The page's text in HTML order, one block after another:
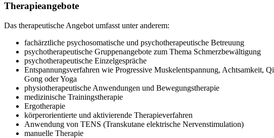
Therapieangebote
Das therapeutische Angebot umfasst unter anderem:
fachärztliche psychosomatische und psychotherapeutische Betreuung
psychotherapeutische Gruppenangebote zum Thema Schmerzbewältigung
psychotherapeutische Einzelgespräche
Entspannungsverfahren wie Progressive Muskelentspannung, Achtsamkeit, Qi
Gong oder Yoga
physiotherapeutische Anwendungen und Bewegungstherapie
medizinische Trainingstherapie
Ergotherapie
körperorientierte und aktivierende Therapieverfahren
Anwendung von TENS (Transkutane elektrische Nervenstimulation)
manuelle Therapie